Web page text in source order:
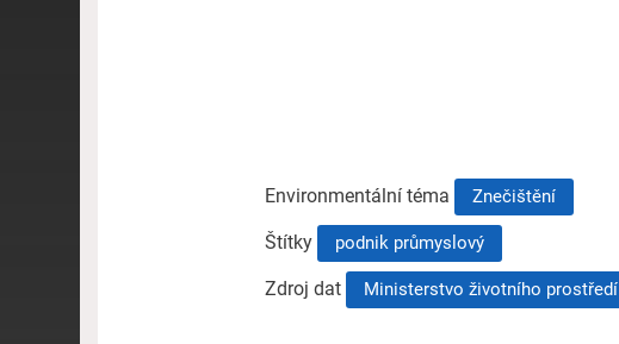
Environmentální téma Znečištění
Štítky podnik průmyslový
Zdroj dat Ministerstvo životního prostředí